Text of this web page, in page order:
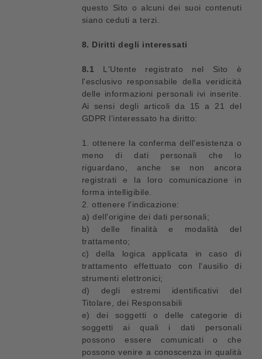
questo Sito o alcuni dei suoi contenuti
siano ceduti a terzi.
8. Diritti degli interessati
8.1 L'Utente registrato nel Sito è
l'esclusivo responsabile della veridicità
delle informazioni personali ivi inserite.
Ai sensi degli articoli da 15 a 21 del
GDPR l’interessato ha diritto:
1. ottenere la conferma dell'esistenza o
meno di dati personali che lo
riguardano, anche se non ancora
registrati e la loro comunicazione in
forma intelligibile.
2. ottenere l'indicazione:
a) dell'origine dei dati personali;
b) delle finalità e modalità del
trattamento;
c) della logica applicata in caso di
trattamento effettuato con l'ausilio di
strumenti elettronici;
d) degli estremi identificativi del
Titolare, dei Responsabili
e) dei soggetti o delle categorie di
soggetti ai quali i dati personali
possono essere comunicati o che
possono venire a conoscenza in qualità